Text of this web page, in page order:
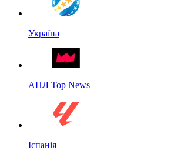
Україна
АПЛ Top News
Іспанія